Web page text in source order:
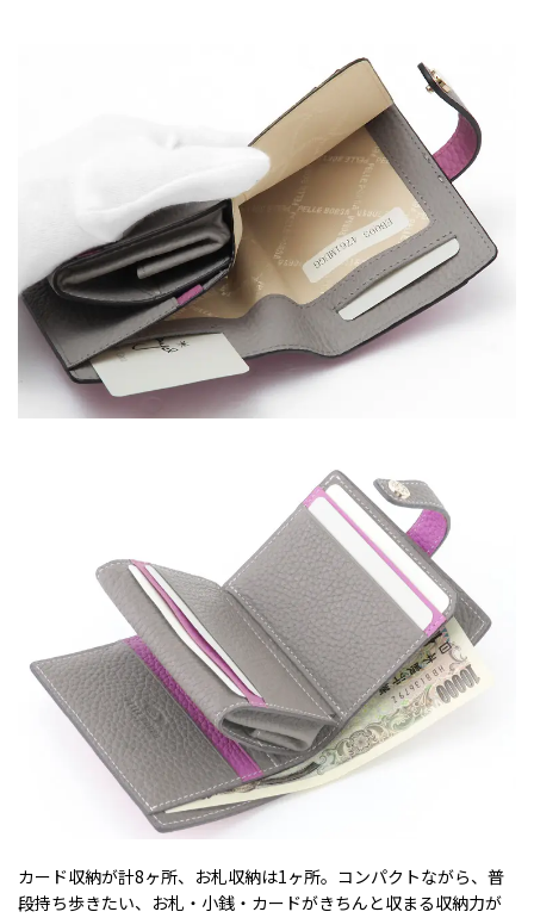
カード収納が計8ヶ所、お札収納は1ヶ所。コンパクトながら、普
段持ち歩きたい、お札・小銭・カードがきちんと収まる収納力が